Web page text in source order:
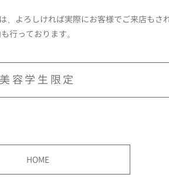
よろしければ実際にお客様でご来店もさ
行っております。
美容学生限定
HOME